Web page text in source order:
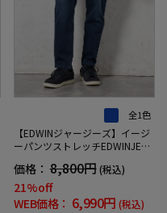
全1色
【EDWINジャージーズ】イージ
ーパンツストレッチEDWINJERS
価格： 8,800円 (税込)
21%off
WEB価格： 6,990円 (税込)